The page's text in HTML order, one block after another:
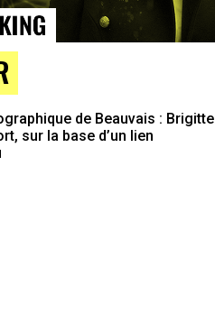
de Beauvais : Brigitte
sur la base d’un lien